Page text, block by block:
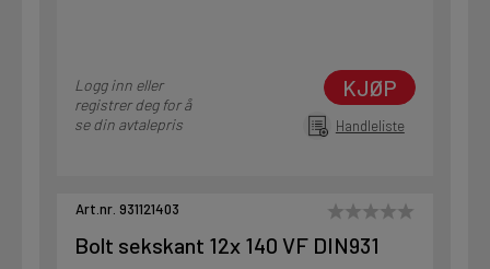
Logg inn eller
registrer deg for å
se din avtalepris
KJØP
Handleliste
Art.nr. 931121403
Bolt sekskant 12x 140 VF DIN931